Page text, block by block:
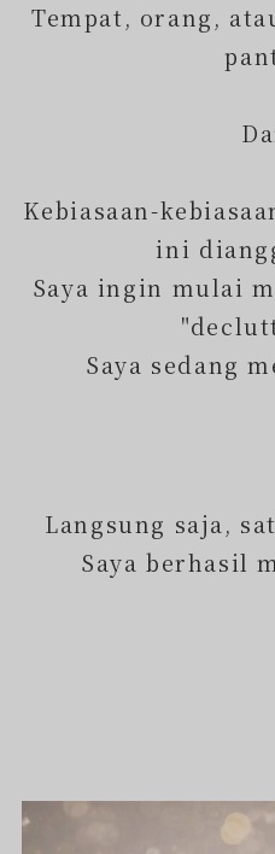
Tempat, orang,
Kebiasaan-
ini
Saya ingin mulai
Saya sedang
Langsung saja,
Saya berhasil